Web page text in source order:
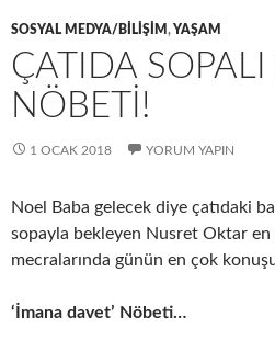
SOSYAL MEDYA/BILIŞIM , YAŞAM
ÇATIDA
NÖBETI!
1 OCAK 2018 YORUM YAPIN
Noel Baba gelecek diye çatıdaki
sopayla bekleyen Nusret Oktar en
mecralarında günün en çok
‘İmana davet’ Nöbeti…